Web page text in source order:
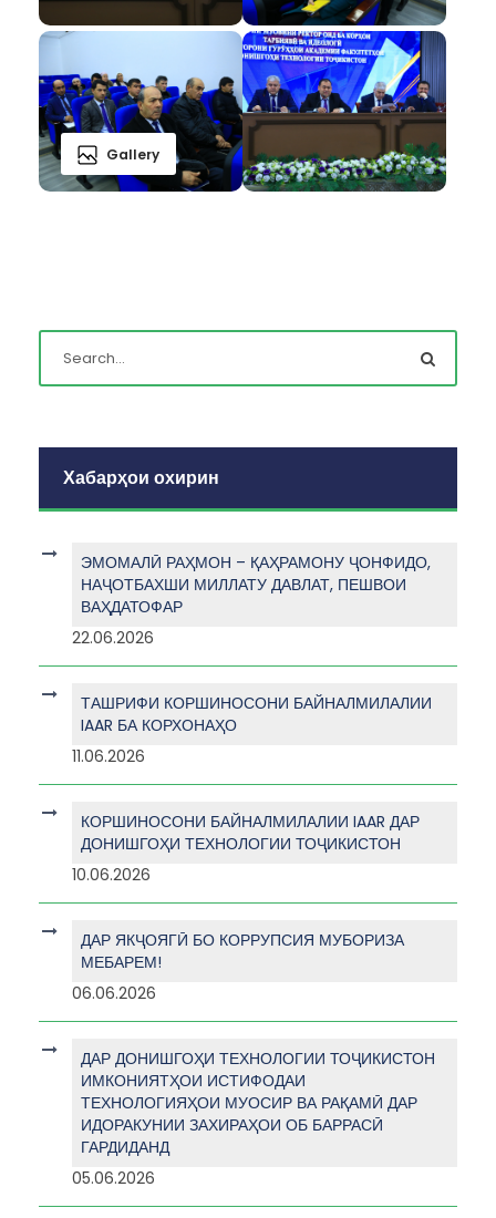
Gallery
Хабарҳои охирин
ЭМОМАЛӢ РАҲМОН – ҚАҲРАМОНУ ҶОНФИДО,
НАҶОТБАХШИ МИЛЛАТУ ДАВЛАТ, ПЕШВОИ
ВАҲДАТОФАР
22.06.2026
ТАШРИФИ КОРШИНОСОНИ БАЙНАЛМИЛАЛИИ
IAAR БА КОРХОНАҲО
11.06.2026
КОРШИНОСОНИ БАЙНАЛМИЛАЛИИ IAAR ДАР
ДОНИШГОҲИ ТЕХНОЛОГИИ ТОҶИКИСТОН
10.06.2026
ДАР ЯКҶОЯГӢ БО КОРРУПСИЯ МУБОРИЗА
МЕБАРЕМ!
06.06.2026
ДАР ДОНИШГОҲИ ТЕХНОЛОГИИ ТОҶИКИСТОН
ИМКОНИЯТҲОИ ИСТИФОДАИ
ТЕХНОЛОГИЯҲОИ МУОСИР ВА РАҚАМӢ ДАР
ИДОРАКУНИИ ЗАХИРАҲОИ ОБ БАРРАСӢ
ГАРДИДАНД
05.06.2026